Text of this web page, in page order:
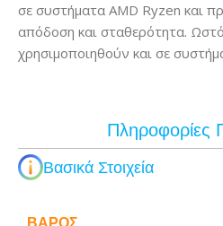
σε συστήματα AMD Ryzen και
απόδοση και σταθερότητα.
χρησιμοποιηθούν και σε
Πληροφορίες
Βασικά Στοιχεία
ΒΆΡΟΣ